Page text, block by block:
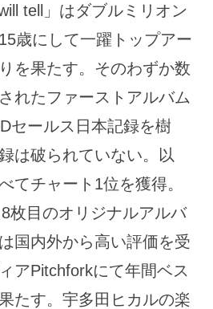
tell」はダブルミリオン
歳にして一躍トップアー
を果たす。そのわずか数
れたファーストアルバム
セールス日本記録を樹
は破られていない。以
てチャート1位を獲得。
枚目のオリジナルアルバ
国内外から高い評価を受
アPitchforkにて年間ベス
たす。宇多田ヒカルの楽